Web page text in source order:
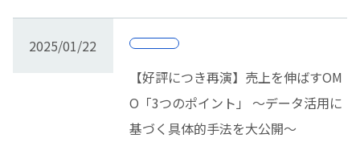
2025/01/22
【好評につき再演】売上を伸ばすOM
O「3つのポイント」 ～データ活用に
基づく具体的手法を大公開～